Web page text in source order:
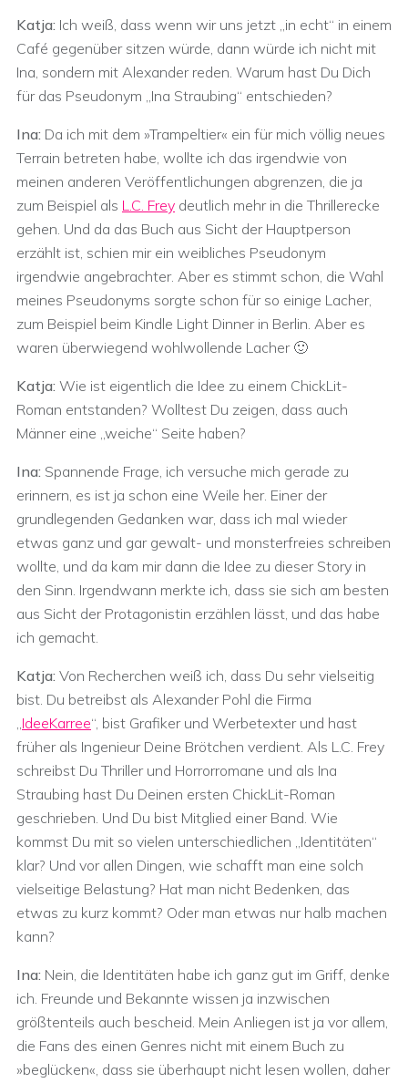
Katja: Ich weiß, dass wenn wir uns jetzt „in echt“ in einem
Café gegenüber sitzen würde, dann würde ich nicht mit
Ina, sondern mit Alexander reden. Warum hast Du Dich
für das Pseudonym „Ina Straubing“ entschieden?
Ina: Da ich mit dem »Trampeltier« ein für mich völlig neues
Terrain betreten habe, wollte ich das irgendwie von
meinen anderen Veröffentlichungen abgrenzen, die ja
zum Beispiel als L.C. Frey deutlich mehr in die Thrillerecke
gehen. Und da das Buch aus Sicht der Hauptperson
erzählt ist, schien mir ein weibliches Pseudonym
irgendwie angebrachter. Aber es stimmt schon, die Wahl
meines Pseudonyms sorgte schon für so einige Lacher,
zum Beispiel beim Kindle Light Dinner in Berlin. Aber es
waren überwiegend wohlwollende Lacher 🙂
Katja: Wie ist eigentlich die Idee zu einem ChickLit-
Roman entstanden? Wolltest Du zeigen, dass auch
Männer eine „weiche“ Seite haben?
Ina: Spannende Frage, ich versuche mich gerade zu
erinnern, es ist ja schon eine Weile her. Einer der
grundlegenden Gedanken war, dass ich mal wieder
etwas ganz und gar gewalt- und monsterfreies schreiben
wollte, und da kam mir dann die Idee zu dieser Story in
den Sinn. Irgendwann merkte ich, dass sie sich am besten
aus Sicht der Protagonistin erzählen lässt, und das habe
ich gemacht.
Katja: Von Recherchen weiß ich, dass Du sehr vielseitig
bist. Du betreibst als Alexander Pohl die Firma
„IdeeKarree“, bist Grafiker und Werbetexter und hast
früher als Ingenieur Deine Brötchen verdient. Als L.C. Frey
schreibst Du Thriller und Horrorromane und als Ina
Straubing hast Du Deinen ersten ChickLit-Roman
geschrieben. Und Du bist Mitglied einer Band. Wie
kommst Du mit so vielen unterschiedlichen „Identitäten“
klar? Und vor allen Dingen, wie schafft man eine solch
vielseitige Belastung? Hat man nicht Bedenken, das
etwas zu kurz kommt? Oder man etwas nur halb machen
kann?
Ina: Nein, die Identitäten habe ich ganz gut im Griff, denke
ich. Freunde und Bekannte wissen ja inzwischen
größtenteils auch bescheid. Mein Anliegen ist ja vor allem,
die Fans des einen Genres nicht mit einem Buch zu
»beglücken«, dass sie überhaupt nicht lesen wollen, daher